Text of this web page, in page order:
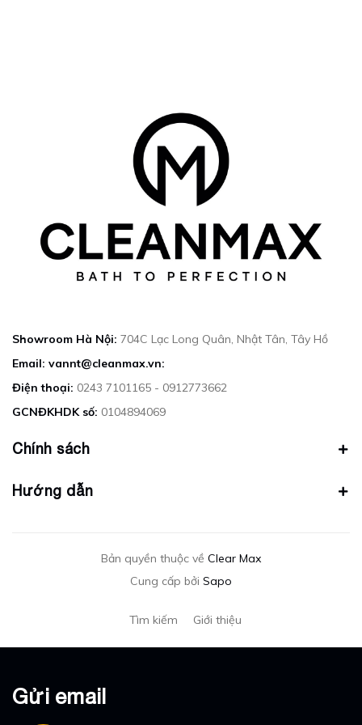
Showroom Hà Nội: 704C Lạc Long Quân, Nhật Tân, Tây Hồ
Email: vannt@cleanmax.vn:
Điện thoại: 0243 7101165 - 0912773662
GCNĐKHDK số: 0104894069
Chính sách
Hướng dẫn
Bản quyền thuộc về Clear Max
Cung cấp bởi Sapo
Tìm kiếm Giới thiệu
Gửi email